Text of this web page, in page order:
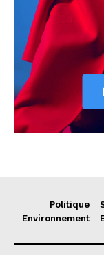
Politique
Environnement